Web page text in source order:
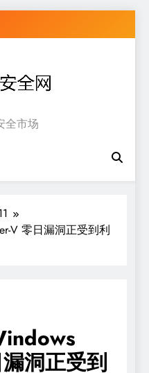
网
全市场
V 零日漏洞正受到利
洞正受到